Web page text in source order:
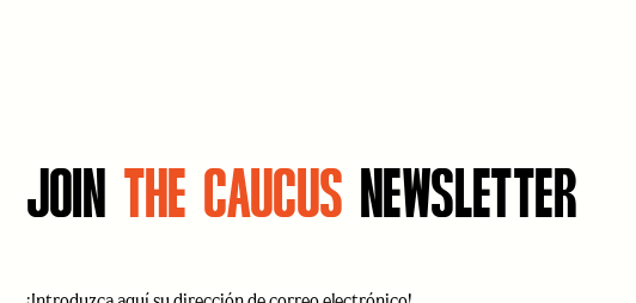
JOIN THE CAUCUS NEWSLETTER